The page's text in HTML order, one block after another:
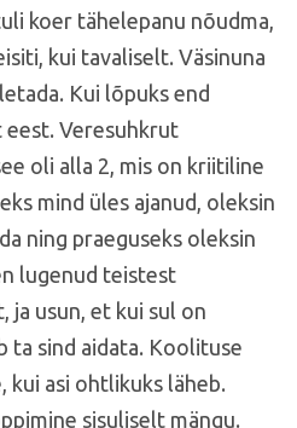
koer tähelepanu nõudma,
kui tavaliselt. Väsinuna
Kui lõpuks end
eest. Veresuhkrut
oli alla 2, mis on kriitiline
mind üles ajanud, oleksin
ning praeguseks oleksin
lugenud teistest
ja usun, et kui sul on
ta sind aidata. Koolituse
kui asi ohtlikuks läheb.
sisuliselt mängu.